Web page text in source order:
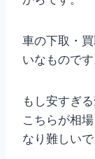
車の下取・
いなものです
もし安すぎ
こちらが相
なり難しいで